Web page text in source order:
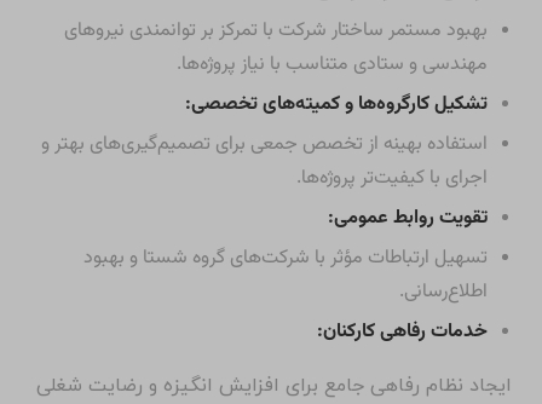
بهبود مستمر ساختار شرکت با تمرکز بر توانمندی نیروهای
مهندسی و ستادی متناسب با نیاز پروژه‌ها.
تشکیل کارگروه‌ها و کمیته‌های تخصصی:
استفاده بهینه از تخصص جمعی برای تصمیم‌گیری‌های بهتر و
اجرای با کیفیت‌تر پروژه‌ها.
تقویت روابط عمومی:
تسهیل ارتباطات مؤثر با شرکت‌های گروه شستا و بهبود
اطلاع‌رسانی.
خدمات رفاهی کارکنان:
ایجاد نظام رفاهی جامع برای افزایش انگیزه و رضایت شغلی